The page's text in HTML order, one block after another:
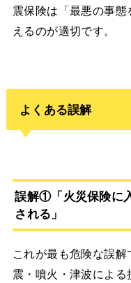
震保険は「最悪の事
えるのが適切です。
よくある誤解
誤解①「火災保険に
される」
これが最も危険な誤
震・噴火・津波によ